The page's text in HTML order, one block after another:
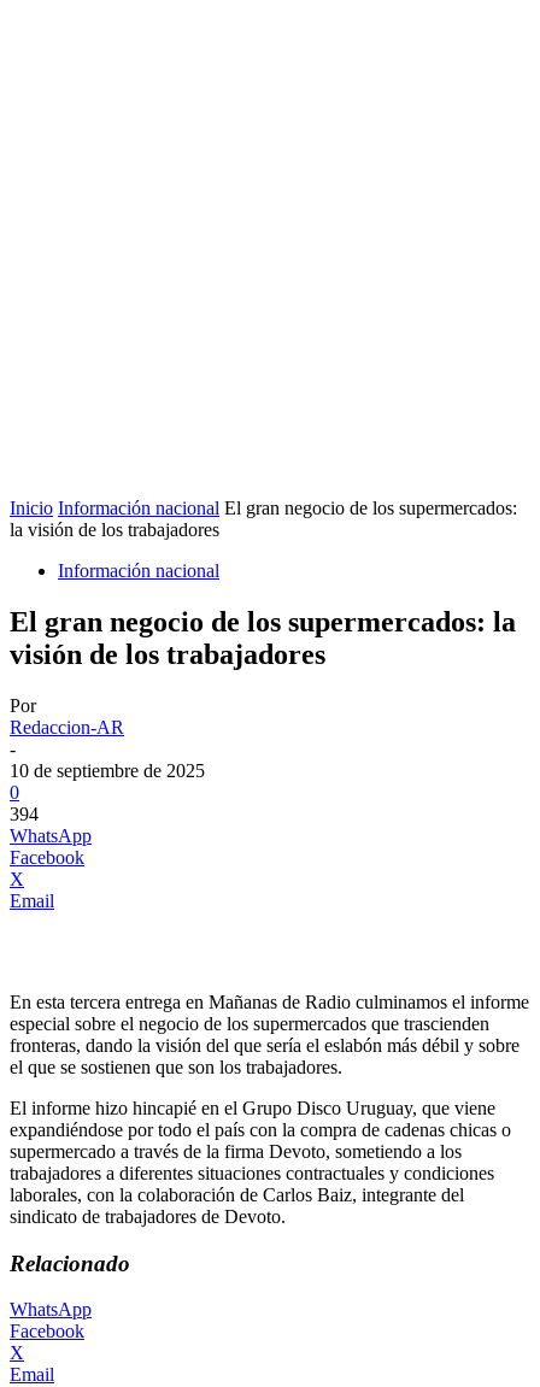
Inicio Información nacional El gran negocio de los supermercados:
la visión de los trabajadores
Información nacional
El gran negocio de los supermercados: la
visión de los trabajadores
Por
Redaccion-AR
-
10 de septiembre de 2025
0
394
WhatsApp
Facebook
X
Email
En esta tercera entrega en Mañanas de Radio culminamos el informe
especial sobre el negocio de los supermercados que trascienden
fronteras, dando la visión del que sería el eslabón más débil y sobre
el que se sostienen que son los trabajadores.
El informe hizo hincapié en el Grupo Disco Uruguay, que viene
expandiéndose por todo el país con la compra de cadenas chicas o
supermercado a través de la firma Devoto, sometiendo a los
trabajadores a diferentes situaciones contractuales y condiciones
laborales, con la colaboración de Carlos Baiz, integrante del
sindicato de trabajadores de Devoto.
Relacionado
WhatsApp
Facebook
X
Email